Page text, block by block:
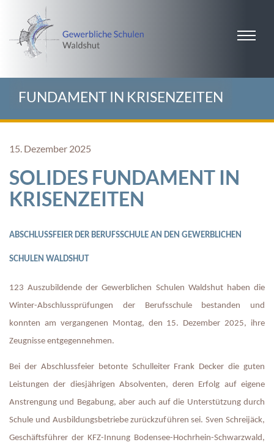
FUNDAMENT IN KRISENZEITEN
15. Dezember 2025
SOLIDES FUNDAMENT IN
KRISENZEITEN
ABSCHLUSSFEIER DER BERUFSSCHULE AN DEN GEWERBLICHEN
SCHULEN WALDSHUT
123 Auszubildende der Gewerblichen Schulen Waldshut haben die
Winter-Abschlussprüfungen der Berufsschule bestanden und
konnten am vergangenen Montag, den 15. Dezember 2025, ihre
Zeugnisse entgegennehmen.
Bei der Abschlussfeier betonte Schulleiter Frank Decker die guten
Leistungen der diesjährigen Absolventen, deren Erfolg auf eigene
Anstrengung und Begabung, aber auch auf die Unterstützung durch
Schule und Ausbildungsbetriebe zurückzuführen sei. Sven Schreijäck,
Geschäftsführer der KFZ-Innung Bodensee-Hochrhein-Schwarzwald,